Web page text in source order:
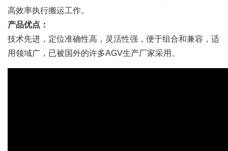
高效率执行搬运工作。
产品优点：
技术先进，定位准确性高，灵活性强，便于组合和兼容，适
用领域广，已被国外的许多AGV生产厂家采用。